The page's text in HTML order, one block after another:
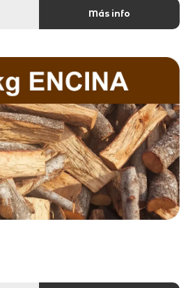
Más info